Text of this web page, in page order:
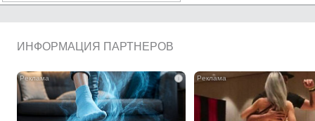
ИНФОРМАЦИЯ ПАРТНЕРОВ
i